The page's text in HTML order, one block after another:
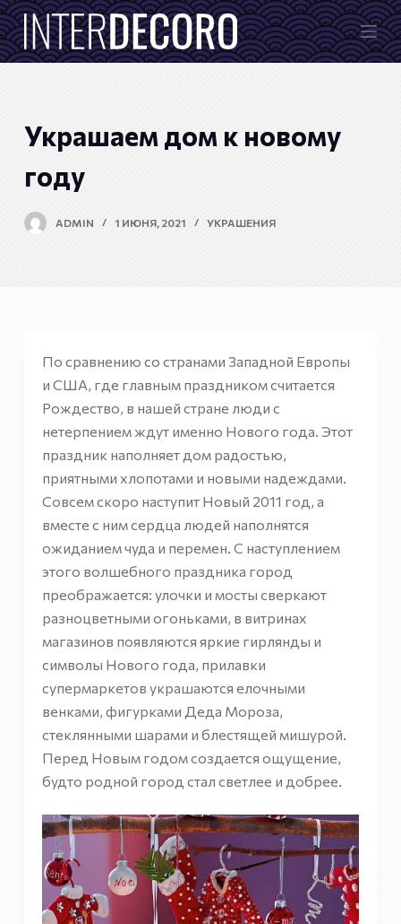
П
е
р
у
Украшаем дом к новому
году
ADMIN 1 ИЮНЯ, 2021 УКРАШЕНИЯ
По сравнению со странами Западной Европы
и США, где главным праздником считается
Рождество, в нашей стране люди с
нетерпением ждут именно Нового года. Этот
праздник наполняет дом радостью,
приятными хлопотами и новыми надеждами.
Совсем скоро наступит Новый 2011 год, а
вместе с ним сердца людей наполнятся
ожиданием чуда и перемен. С наступлением
этого волшебного праздника город
преображается: улочки и мосты сверкают
разноцветными огоньками, в витринах
магазинов появляются яркие гирлянды и
символы Нового года, прилавки
супермаркетов украшаются елочными
венками, фигурками Деда Мороза,
стеклянными шарами и блестящей мишурой.
Перед Новым годом создается ощущение,
будто родной город стал светлее и добрее.